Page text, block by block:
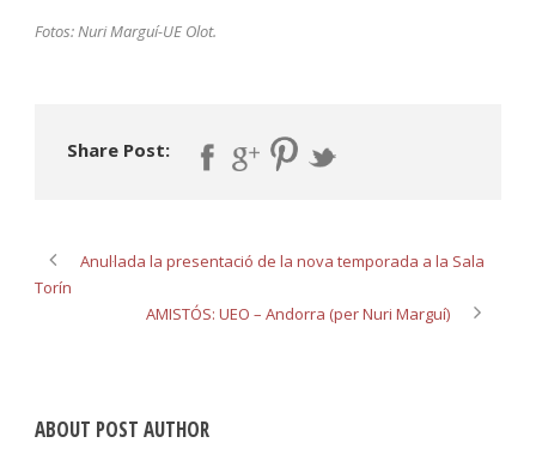
Fotos: Nuri Marguí-UE Olot.
Share Post:
Anul·lada la presentació de la nova temporada a la Sala
Torín
AMISTÓS: UEO – Andorra (per Nuri Marguí)
ABOUT POST AUTHOR